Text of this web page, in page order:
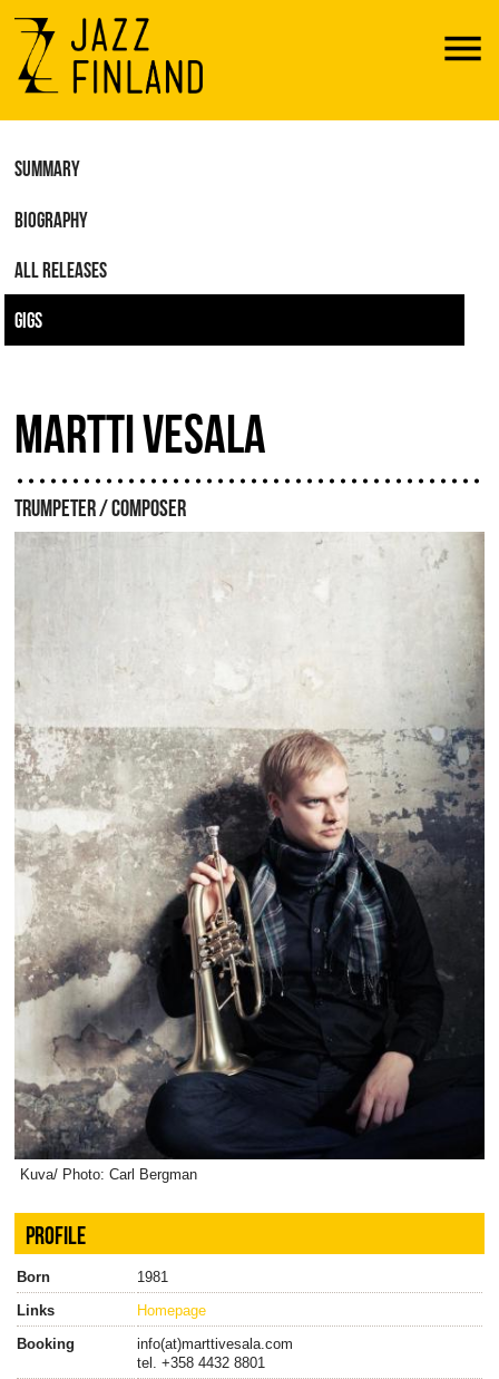
Menu
SUMMARY
BIOGRAPHY
ALL RELEASES
GIGS
MARTTI VESALA
TRUMPETER / COMPOSER
Kuva/ Photo: Carl Bergman
PROFILE
Born
1981
Links
Homepage
Booking
info(at)marttivesala.com
tel. +358 4432 8801